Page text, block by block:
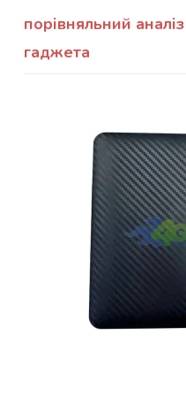
порівняльний
гаджета